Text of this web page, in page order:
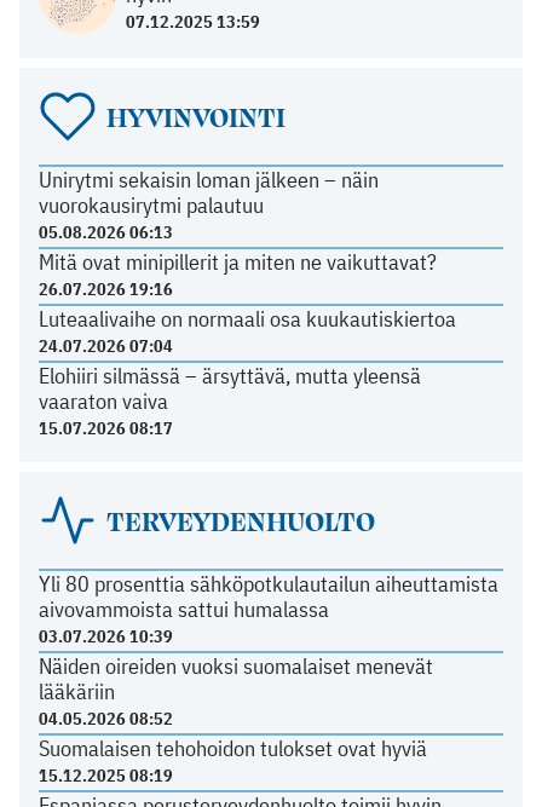
07.12.2025 13:59
HYVINVOINTI
Unirytmi sekaisin loman jälkeen – näin
vuorokausirytmi palautuu
05.08.2026 06:13
Mitä ovat minipillerit ja miten ne vaikuttavat?
26.07.2026 19:16
Luteaalivaihe on normaali osa kuukautiskiertoa
24.07.2026 07:04
Elohiiri silmässä – ärsyttävä, mutta yleensä
vaaraton vaiva
15.07.2026 08:17
TERVEYDENHUOLTO
Yli 80 prosenttia sähköpotkulautailun aiheuttamista
aivovammoista sattui humalassa
03.07.2026 10:39
Näiden oireiden vuoksi suomalaiset menevät
lääkäriin
04.05.2026 08:52
Suomalaisen tehohoidon tulokset ovat hyviä
15.12.2025 08:19